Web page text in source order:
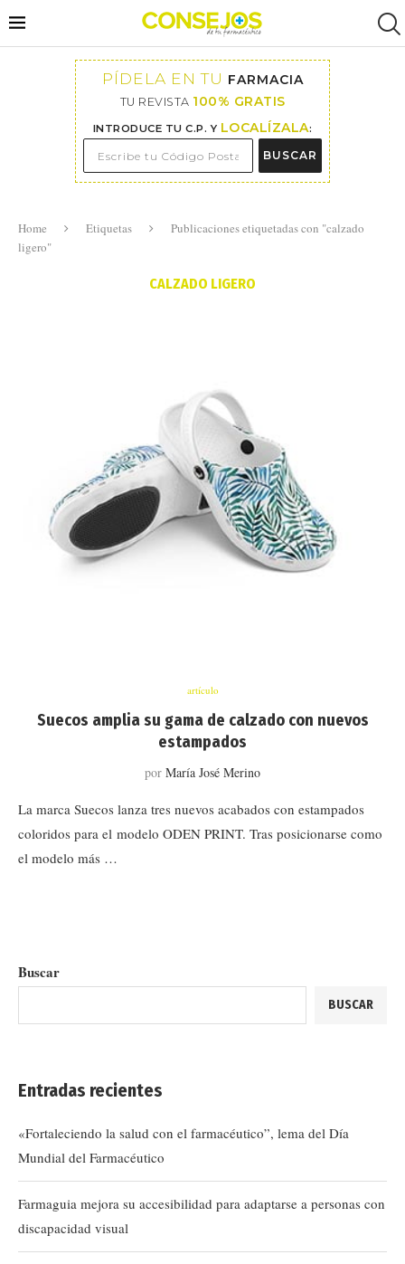
PÍDELA EN TU FARMACIA
TU REVISTA 100% GRATIS
INTRODUCE TU C.P. Y LOCALÍZALA:
BUSCAR
Home Etiquetas
Publicaciones etiquetadas con "calzado
ligero"
CALZADO LIGERO
artículo
Suecos amplia su gama de calzado con nuevos
estampados
por María José Merino
La marca Suecos lanza tres nuevos acabados con estampados
coloridos para el modelo ODEN PRINT. Tras posicionarse como
el modelo más …
Buscar
BUSCAR
Entradas recientes
«Fortaleciendo la salud con el farmacéutico”, lema del Día
Mundial del Farmacéutico
Farmaguia mejora su accesibilidad para adaptarse a personas con
discapacidad visual